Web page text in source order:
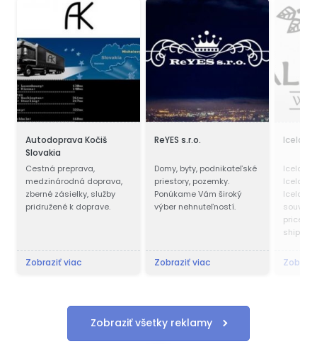
Autodoprava Kočiš
Slovakia
Cestná preprava,
medzinárodná doprava,
zberné zásielky, služby
pridružené k doprave.
Zobraziť viac
ReYES s.r.o.
Domy, byty, podnikateľské
priestory, pozemky.
Ponúkame Vám široký
výber nehnuteľností.
Zobraziť viac
price -
Zobraziť všetky reklamy